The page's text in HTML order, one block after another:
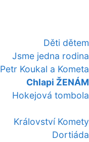
Děti dětem
Jsme jedna rodina
Petr Koukal a Kometa
Chlapi ŽENÁM
Hokejová tombola
Království Komety
Dortiáda